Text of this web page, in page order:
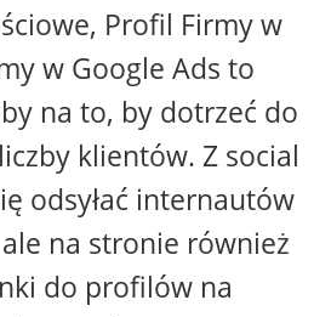
Profil Firmy w
w Google Ads to
na to, by dotrzeć do
klientów. Z social
odsyłać internautów
na stronie również
do profilów na